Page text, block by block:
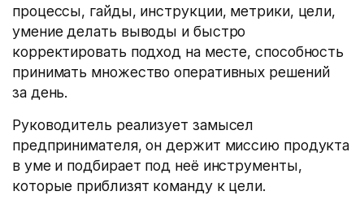
процессы, гайды, инструкции, метрики, цели,
умение делать выводы и быстро
корректировать подход на месте, способность
принимать множество оперативных решений
за день.
Руководитель реализует замысел
предпринимателя, он держит миссию продукта
в уме и подбирает под неё инструменты,
которые приблизят команду к цели.